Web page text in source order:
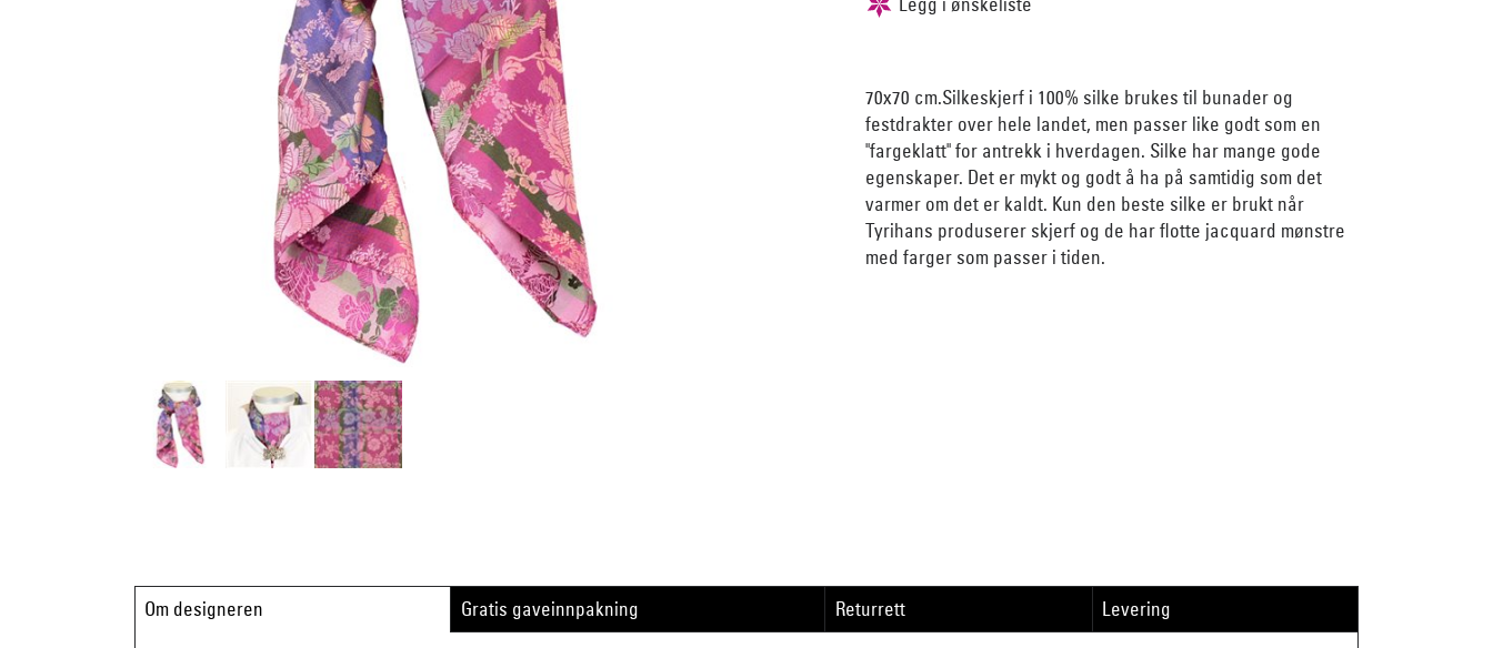
70x70 cm.Silkeskjerf i 100% silke brukes til bunader og
festdrakter over hele landet, men passer like godt som en
"fargeklatt" for antrekk i hverdagen. Silke har mange gode
egenskaper. Det er mykt og godt å ha på samtidig som det
varmer om det er kaldt. Kun den beste silke er brukt når
Tyrihans produserer skjerf og de har flotte jacquard mønstre
med farger som passer i tiden.
Om designeren Gratis gaveinnpakning Returrett Levering